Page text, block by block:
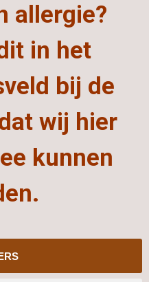
allergie?
in het
bij de
wij hier
kunnen